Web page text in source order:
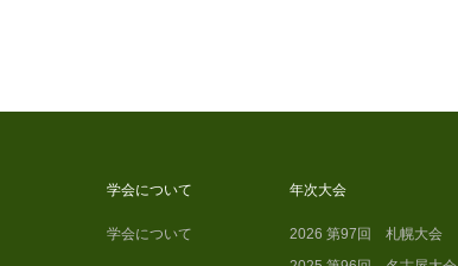
学会について
学会について
年次大会
2026 第97回 札幌大会